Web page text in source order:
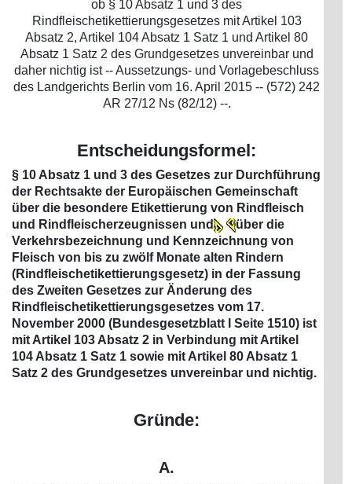
ob § 10 Absatz 1 und 3 des
Rindfleischetikettierungsgesetzes mit Artikel 103
Absatz 2, Artikel 104 Absatz 1 Satz 1 und Artikel 80
Absatz 1 Satz 2 des Grundgesetzes unvereinbar und
daher nichtig ist -- Aussetzungs- und Vorlagebeschluss
des Landgerichts Berlin vom 16. April 2015 -- (572) 242
AR 27/12 Ns (82/12) --.
Entscheidungsformel:
§ 10 Absatz 1 und 3 des Gesetzes zur Durchführung
der Rechtsakte der Europäischen Gemeinschaft
über die besondere Etikettierung von Rindfleisch
und Rindfleischerzeugnissen und
über die
Verkehrsbezeichnung und Kennzeichnung von
Fleisch von bis zu zwölf Monate alten Rindern
(Rindfleischetikettierungsgesetz) in der Fassung
des Zweiten Gesetzes zur Änderung des
Rindfleischetikettierungsgesetzes vom 17.
November 2000 (Bundesgesetzblatt I Seite 1510) ist
mit Artikel 103 Absatz 2 in Verbindung mit Artikel
104 Absatz 1 Satz 1 sowie mit Artikel 80 Absatz 1
Satz 2 des Grundgesetzes unvereinbar und nichtig.
Gründe:
A.